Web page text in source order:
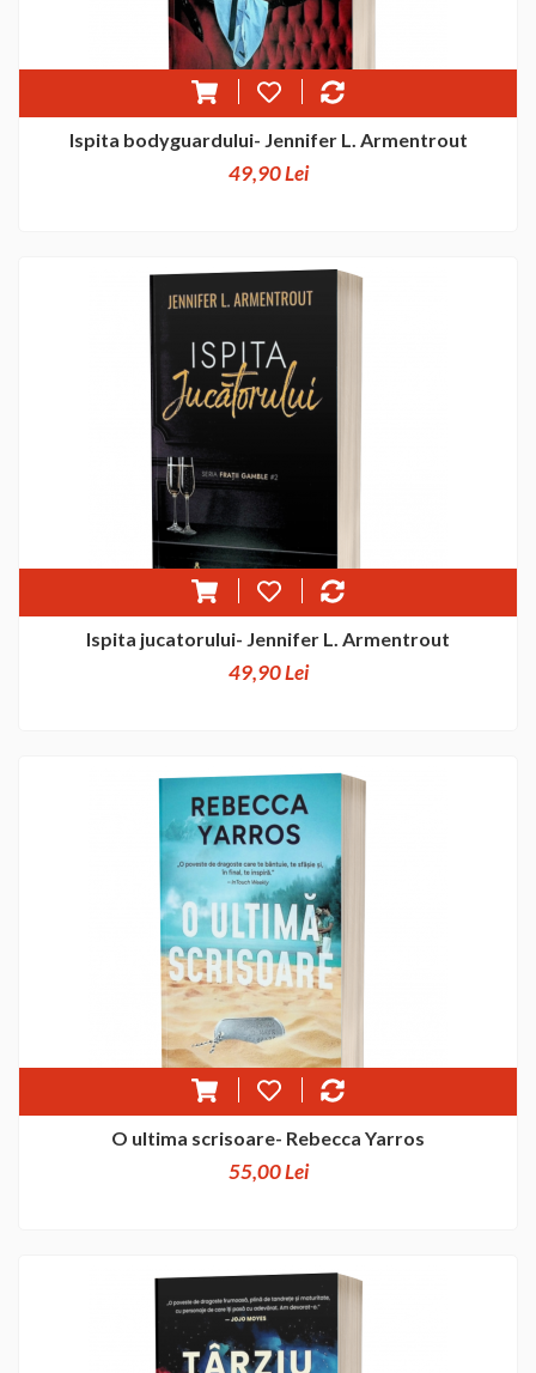
Ispita bodyguardului- Jennifer L. Armentrout
49,90 Lei
Ispita jucatorului- Jennifer L. Armentrout
49,90 Lei
O ultima scrisoare- Rebecca Yarros
55,00 Lei